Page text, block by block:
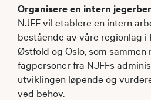
Organisere en intern
NJFF vil etablere en intern
bestående av våre regionlag i
Østfold og Oslo, som sammen
fagpersoner fra NJFFs
utviklingen løpende og
ved behov.